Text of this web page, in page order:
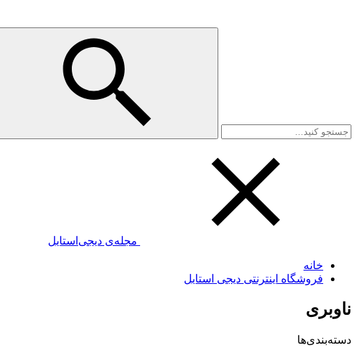
مجله‌ی دیجی‌استایل
خانه
فروشگاه اینترنتی دیجی استایل
ناوبری
دسته‌بندی‌ها